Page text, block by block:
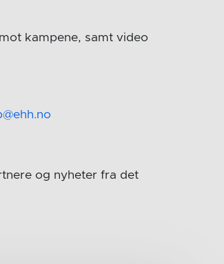
kampene, samt video
og nyheter fra det